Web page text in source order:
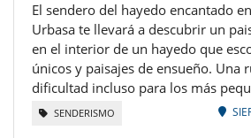
El sendero del hayedo encantado
Urbasa te llevará a descubrir un
en el interior de un hayedo que
únicos y paisajes de ensueño. Una
dificultad incluso para los más
SENDERISMO